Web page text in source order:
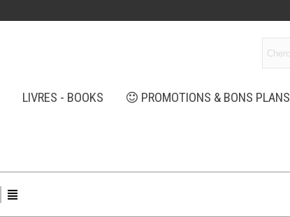
LIVRES - BOOKS PROMOTIONS & BONS PLANS